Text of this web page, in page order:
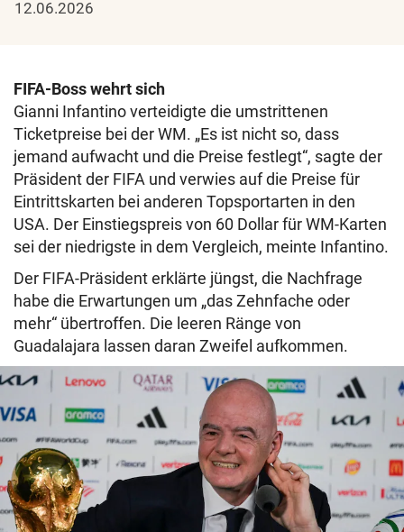
12.06.2026
FIFA-Boss wehrt sich
Gianni Infantino verteidigte die umstrittenen
Ticketpreise bei der WM. „Es ist nicht so, dass
jemand aufwacht und die Preise festlegt“, sagte der
Präsident der FIFA und verwies auf die Preise für
Eintrittskarten bei anderen Topsportarten in den
USA. Der Einstiegspreis von 60 Dollar für WM-Karten
sei der niedrigste in dem Vergleich, meinte Infantino.
Der FIFA-Präsident erklärte jüngst, die Nachfrage
habe die Erwartungen um „das Zehnfache oder
mehr“ übertroffen. Die leeren Ränge von
Guadalajara lassen daran Zweifel aufkommen.